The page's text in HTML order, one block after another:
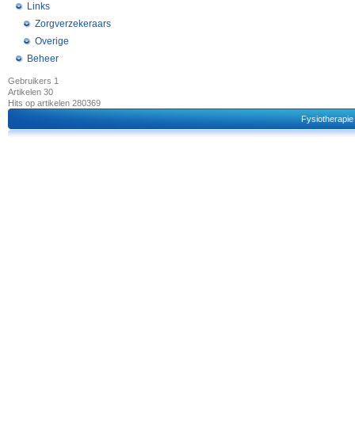
Links
Zorgverzekeraars
Overige
Beheer
Gebruikers 1
Artikelen 30
Hits op artikelen 280369